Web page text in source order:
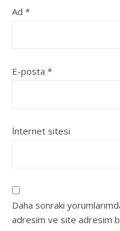
Ad *
E-posta *
İnternet sitesi
Daha sonraki
adresim ve site adresim